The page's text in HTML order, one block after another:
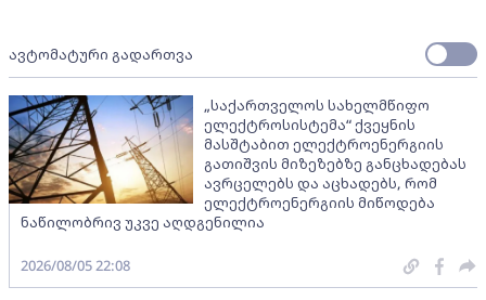
ავტომატური გადართვა
„საქართველოს სახელმწიფო
ელექტროსისტემა“ ქვეყნის
მასშტაბით ელექტროენერგიის
გათიშვის მიზეზებზე განცხადებას
ავრცელებს და აცხადებს, რომ
ელექტროენერგიის მიწოდება
ნაწილობრივ უკვე აღდგენილია
2026/08/05 22:08